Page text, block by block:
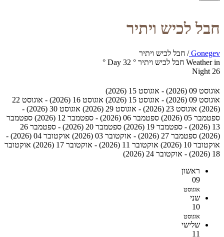
חבל לכיש ויתיר
Gonegev
/ חבל לכיש ויתיר
Weather in חבל לכיש ויתיר
°
32
Day
°
26
Night
אוגוסט 09 (2026) - אוגוסט 15 (2026)
אוגוסט 09 (2026) - אוגוסט 15 (2026)
אוגוסט 16 (2026) - אוגוסט 22
(2026)
אוגוסט 23 (2026) - אוגוסט 29 (2026)
אוגוסט 30 (2026) -
ספטמבר 05 (2026)
ספטמבר 06 (2026) - ספטמבר 12 (2026)
ספטמבר
13 (2026) - ספטמבר 19 (2026)
ספטמבר 20 (2026) - ספטמבר 26
(2026)
ספטמבר 27 (2026) - אוקטובר 03 (2026)
אוקטובר 04 (2026) -
אוקטובר 10 (2026)
אוקטובר 11 (2026) - אוקטובר 17 (2026)
אוקטובר
18 (2026) - אוקטובר 24 (2026)
ראשון
09
אוגוסט
שני
10
אוגוסט
שלישי
11